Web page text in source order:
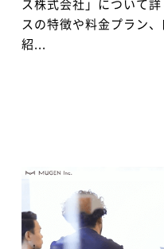
ス株式会社」について
スの特徴や料金プラン
紹...